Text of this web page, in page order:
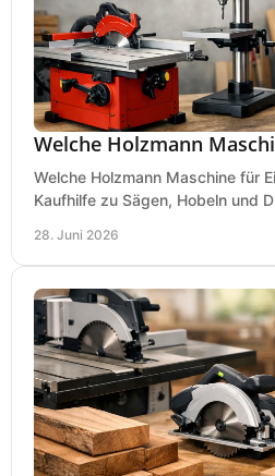
Welche Holzmann
Welche Holzmann Maschine für
Kaufhilfe zu Sägen, Hobeln und
28. Juni 2026